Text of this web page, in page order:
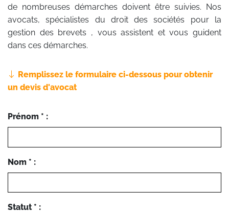
de nombreuses démarches doivent être suivies. Nos
avocats, spécialistes du droit des sociétés pour la
gestion des brevets , vous assistent et vous guident
dans ces démarches.
Remplissez le formulaire ci-dessous pour obtenir
un devis d'avocat
Prénom * :
Nom * :
Statut * :